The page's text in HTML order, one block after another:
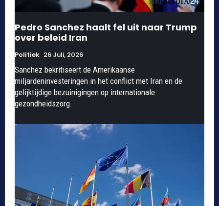
Pedro Sanchez haalt fel uit naar Trump
over beleid Iran
Politiek 26 Juli, 2026
Sanchez bekritiseert de Amerikaanse
miljardeninvesteringen in het conflict met Iran en de
gelijktijdige bezuinigingen op internationale
gezondheidszorg.